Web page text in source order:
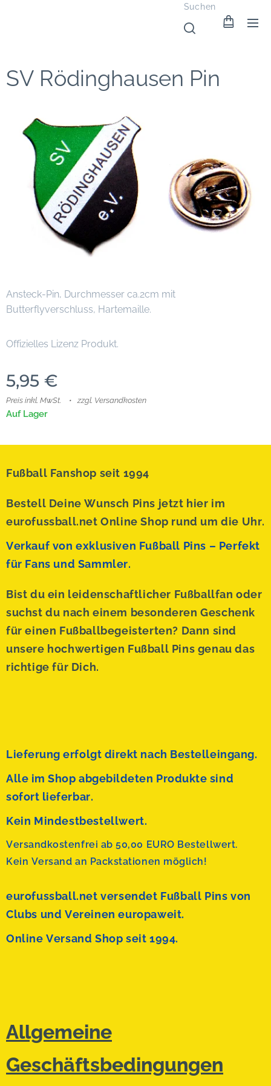
Suchen
SV Rödinghausen Pin
Ansteck-Pin, Durchmesser ca.2cm mit
Butterflyverschluss, Hartemaille.
Offizielles Lizenz Produkt.
5,95 €
Preis inkl. MwSt. zzgl. Versandkosten
Auf Lager
Fußball Fanshop seit 1994
Bestell Deine Wunsch Pins jetzt hier im
eurofussball.net Online Shop rund um die Uhr.
Verkauf von exklusiven Fußball Pins – Perfekt
für Fans und Sammler.
Bist du ein leidenschaftlicher Fußballfan oder
suchst du nach einem besonderen Geschenk
für einen Fußballbegeisterten? Dann sind
unsere hochwertigen Fußball Pins genau das
richtige für Dich.
Lieferung erfolgt direkt nach Bestelleingang.
Alle im Shop abgebildeten Produkte sind
sofort lieferbar.
Kein Mindestbestellwert.
Versandkostenfrei ab 50,00 EURO Bestellwert.
Kein Versand an Packstationen möglich!
eurofussball.net versendet Fußball Pins von
Clubs und Vereinen europaweit.
Online Versand Shop seit 1994.
Allgemeine
Geschäftsbedingungen